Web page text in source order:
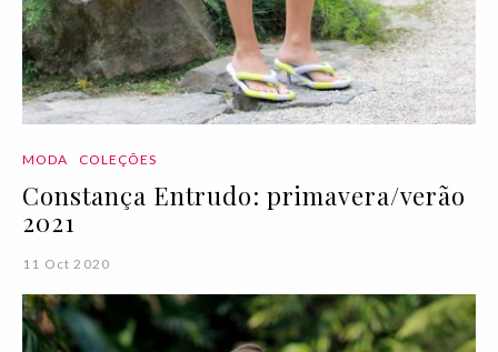
MODA COLEÇÕES
Constança Entrudo: primavera/verão
2021
11 Oct 2020